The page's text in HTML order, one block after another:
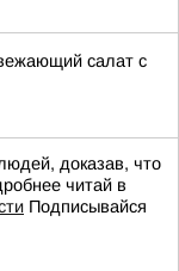
салат с
доказав, что
читай в
Подписывайся